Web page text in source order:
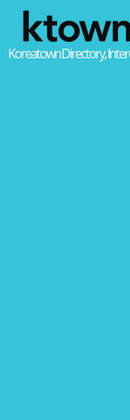
Koreatown Directory,